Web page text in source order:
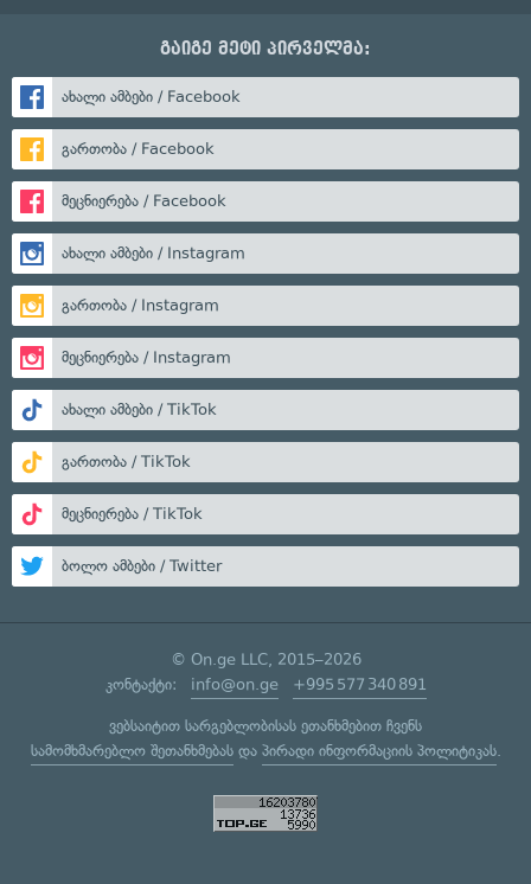
გაიგე მეტი პირველმა:
ახალი ამბები / Facebook
გართობა / Facebook
მეცნიერება / Facebook
ახალი ამბები / Instagram
გართობა / Instagram
მეცნიერება / Instagram
ახალი ამბები / TikTok
გართობა / TikTok
მეცნიერება / TikTok
ბოლო ამბები / Twitter
© On.ge LLC, 2015–2026
კონტაქტი: info@on.ge +995 577 340 891
ვებსაიტით სარგებლობისას ეთანხმებით ჩვენს
სამომხმარებლო შეთანხმებასდა პირადი ინფორმაციის პოლიტიკას.